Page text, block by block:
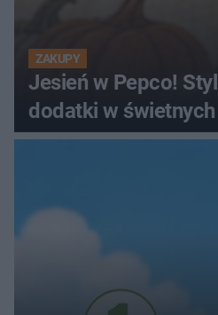
ZAKUPY
Jesień w Pepco!
dodatki w